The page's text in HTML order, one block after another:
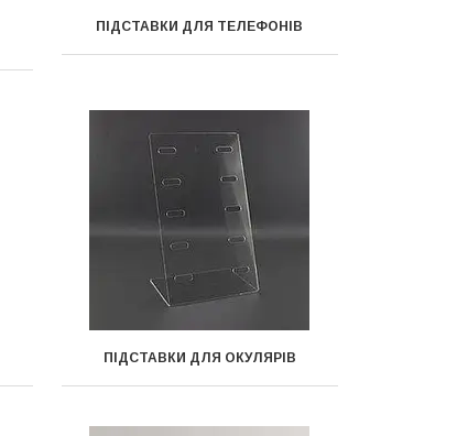
ПІДСТАВКИ ДЛЯ ТЕЛЕФОНІВ
ПІДСТАВКИ ДЛЯ ОКУЛЯРІВ